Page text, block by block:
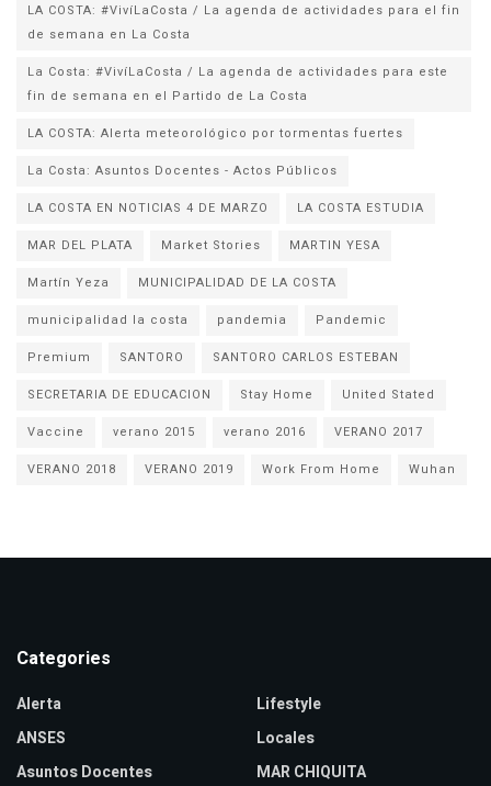
LA COSTA: #VivíLaCosta / La agenda de actividades para el fin
de semana en La Costa
La Costa: #VivíLaCosta / La agenda de actividades para este
fin de semana en el Partido de La Costa
LA COSTA: Alerta meteorológico por tormentas fuertes
La Costa: Asuntos Docentes - Actos Públicos
LA COSTA EN NOTICIAS 4 DE MARZO
LA COSTA ESTUDIA
MAR DEL PLATA
Market Stories
MARTIN YESA
Martín Yeza
MUNICIPALIDAD DE LA COSTA
municipalidad la costa
pandemia
Pandemic
Premium
SANTORO
SANTORO CARLOS ESTEBAN
SECRETARIA DE EDUCACION
Stay Home
United Stated
Vaccine
verano 2015 verano 2016
VERANO 2017
VERANO 2018
VERANO 2019 Work From Home Wuhan
Categories
Alerta
ANSES
Asuntos Docentes
Lifestyle
Locales
MAR CHIQUITA